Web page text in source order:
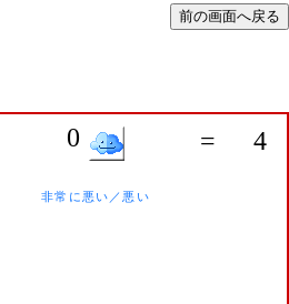
0 = 4
非常に悪い／悪い